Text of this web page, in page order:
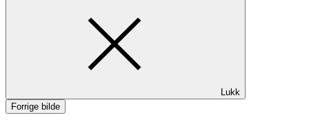
Mat og drikke
Aktiviteter
Lukk
Forrige bilde